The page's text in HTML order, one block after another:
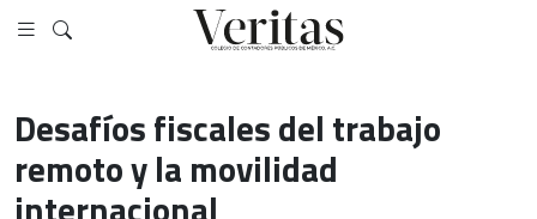
Desafíos fiscales del trabajo
remoto y la movilidad